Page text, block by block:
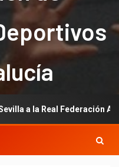
la Real Federación